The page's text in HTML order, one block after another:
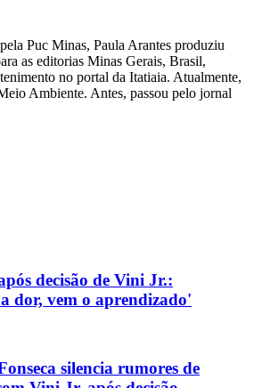
Puc Minas, Paula Arantes produziu
as editorias Minas Gerais, Brasil,
no portal da Itatiaia. Atualmente,
Ambiente. Antes, passou pelo jornal
decisão de Vini Jr.:
dor, vem o aprendizado'
silencia rumores de